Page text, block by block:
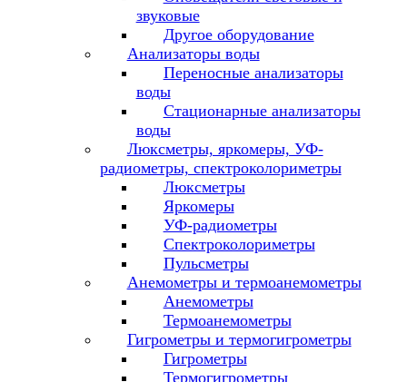
звуковые
Другое оборудование
Анализаторы воды
Переносные анализаторы
воды
Стационарные анализаторы
воды
Люксметры, яркомеры, УФ-
радиометры, спектроколориметры
Люксметры
Яркомеры
УФ-радиометры
Спектроколориметры
Пульсметры
Анемометры и термоанемометры
Анемометры
Термоанемометры
Гигрометры и термогигрометры
Гигрометры
Термогигрометры